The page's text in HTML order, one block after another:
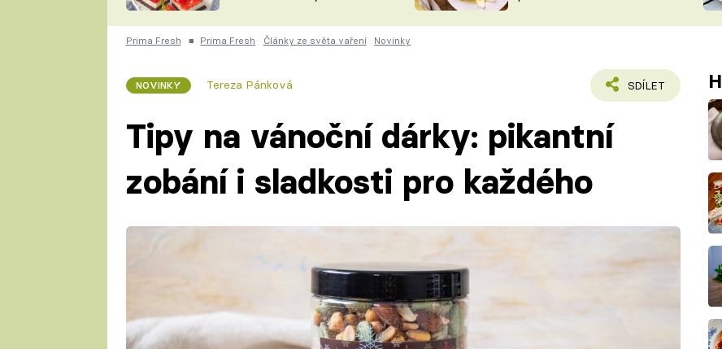
ČESKO NA TALÍŘI
KUCHAŘKA
VYCHYTÁVKY
ČASOPIS
Prima Fresh ■ Prima Fresh Články ze světa vaření Novinky
NOVINKY Tereza Pánková SDÍLET
Tipy na vánoční dárky: pikantní
zobání i sladkosti pro každého